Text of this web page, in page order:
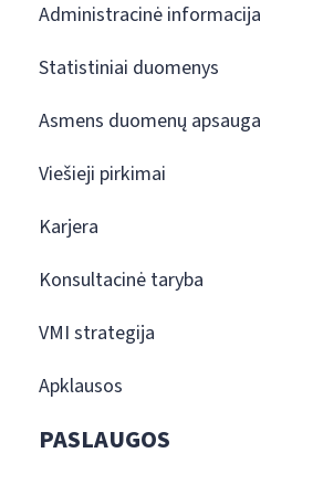
Administracinė informacija
Statistiniai duomenys
Asmens duomenų apsauga
Viešieji pirkimai
Karjera
Konsultacinė taryba
VMI strategija
Apklausos
PASLAUGOS